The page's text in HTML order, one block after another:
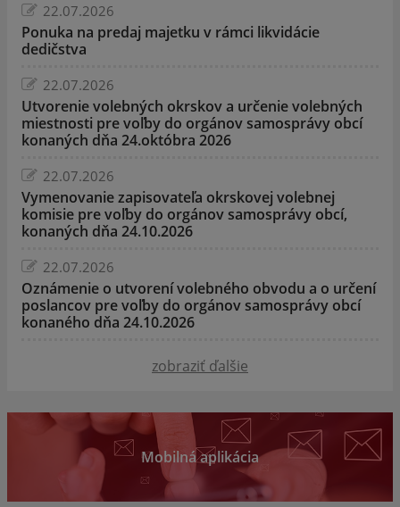
22.07.2026
Ponuka na predaj majetku v rámci likvidácie
dedičstva
22.07.2026
Utvorenie volebných okrskov a určenie volebných
miestnosti pre voľby do orgánov samosprávy obcí
konaných dňa 24.októbra 2026
22.07.2026
Vymenovanie zapisovateľa okrskovej volebnej
komisie pre voľby do orgánov samosprávy obcí,
konaných dňa 24.10.2026
22.07.2026
Oznámenie o utvorení volebného obvodu a o určení
poslancov pre voľby do orgánov samosprávy obcí
konaného dňa 24.10.2026
zobraziť ďalšie
Mobilná aplikácia